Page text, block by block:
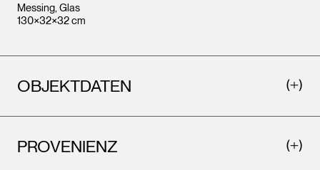
Messing, Glas
130×32×32 cm
OBJEKTDATEN
PROVENIENZ